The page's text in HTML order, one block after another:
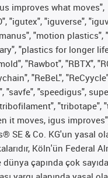
improves what moves",
"igutex", "iguverse",
"motion plastics",
"plastics for longer
"Rawbot", "RBTX",
"ReBeL",
"savfe", "speedigus",
"tribotape",
it moves, igus
SE & Co. KG'un yasal
Köln'ün Federal
çapında çok